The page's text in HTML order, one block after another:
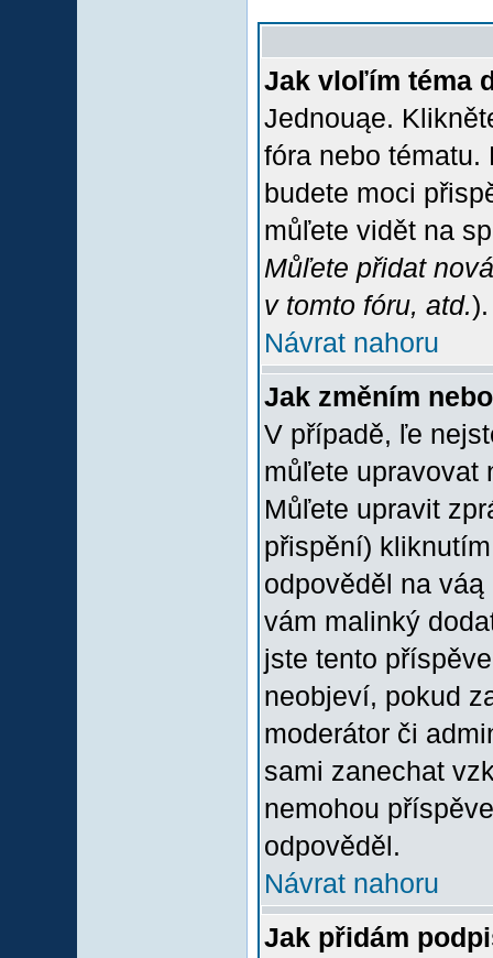
Jak vloľím téma
Jednouąe.
fóra nebo
budete moci
můľete vidět na
Můľete přidat
v tomto fóru, atd.).
Návrat nahoru
Jak změním
V případě, ľe
můľete upravovat
Můľete upravit
přispění)
odpověděl na
vám malinký
jste tento
neobjeví, pokud
moderátor či
sami zanechat
nemohou
odpověděl.
Návrat nahoru
Jak přidám